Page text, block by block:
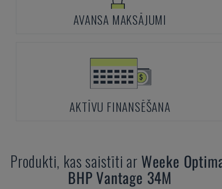
AVANSA MAKSĀJUMI
AKTĪVU FINANSĒŠANA
Produkti, kas saistīti ar Weeke
BHP Vantage 34M